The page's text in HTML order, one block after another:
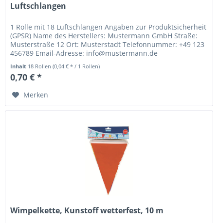
Luftschlangen
1 Rolle mit 18 Luftschlangen Angaben zur Produktsicherheit
(GPSR) Name des Herstellers: Mustermann GmbH Straße:
Musterstraße 12 Ort: Musterstadt Telefonnummer: +49 123
456789 Email-Adresse: info@mustermann.de
Inhalt 18 Rollen(0,04 € * / 1 Rollen)
0,70 € *
Merken
Wimpelkette, Kunstoff wetterfest, 10 m